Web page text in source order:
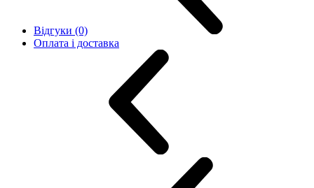
Відгуки (0)
Оплата і доставка